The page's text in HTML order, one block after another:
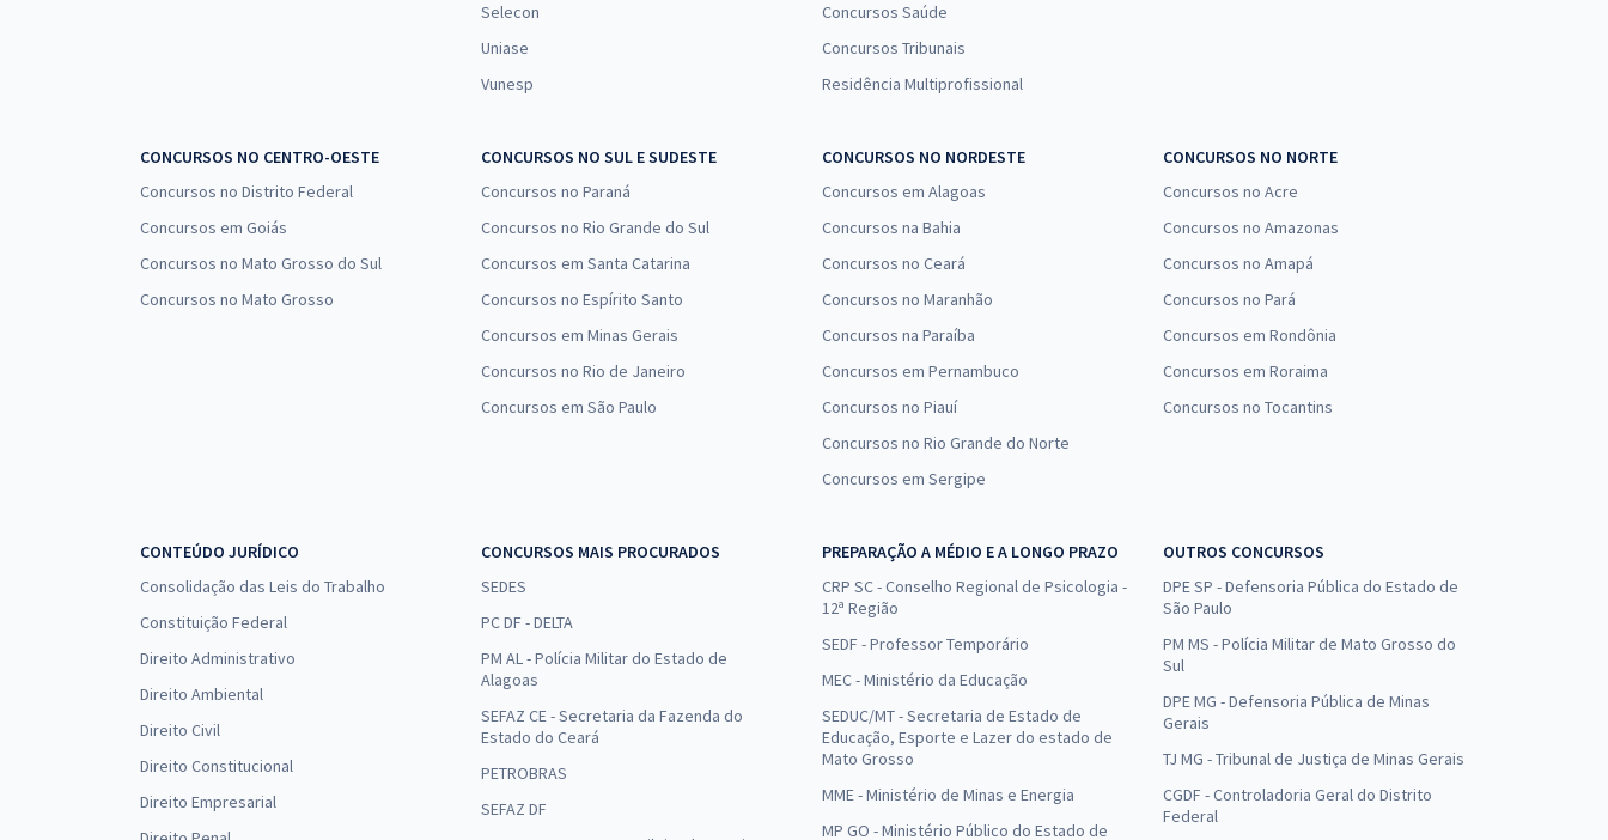
Selecon
Uniase
Vunesp
Concursos Saúde
Concursos Tribunais
Residência Multiprofissional
CONCURSOS NO CENTRO-OESTE
Concursos no Distrito Federal
Concursos em Goiás
Concursos no Mato Grosso do Sul
Concursos no Mato Grosso
CONCURSOS NO SUL E SUDESTE
Concursos no Paraná
Concursos no Rio Grande do Sul
Concursos em Santa Catarina
Concursos no Espírito Santo
Concursos em Minas Gerais
Concursos no Rio de Janeiro
Concursos em São Paulo
CONCURSOS NO NORDESTE
Concursos em Alagoas
Concursos na Bahia
Concursos no Ceará
Concursos no Maranhão
Concursos na Paraíba
Concursos em Pernambuco
Concursos no Piauí
Concursos no Rio Grande do Norte
Concursos em Sergipe
CONCURSOS NO NORTE
Concursos no Acre
Concursos no Amazonas
Concursos no Amapá
Concursos no Pará
Concursos em Rondônia
Concursos em Roraima
Concursos no Tocantins
CONTEÚDO JURÍDICO
Consolidação das Leis do Trabalho
Constituição Federal
Direito Administrativo
Direito Ambiental
Direito Civil
Direito Constitucional
Direito Empresarial
CONCURSOS MAIS PROCURADOS
SEDES
PC DF - DELTA
PM AL - Polícia Militar do Estado de
Alagoas
SEFAZ CE - Secretaria da Fazenda do
Estado do Ceará
PETROBRAS
SEFAZ DF
PREPARAÇÃO A MÉDIO E A LONGO PRAZO
CRP SC - Conselho Regional de Psicologia -
12ª Região
SEDF - Professor Temporário
MEC - Ministério da Educação
SEDUC/MT - Secretaria de Estado de
Educação, Esporte e Lazer do estado de
Mato Grosso
MME - Ministério de Minas e Energia
MP GO - Ministério Público do Estado de
OUTROS CONCURSOS
DPE SP - Defensoria Pública do Estado de
São Paulo
PM MS - Polícia Militar de Mato Grosso do
Sul
DPE MG - Defensoria Pública de Minas
Gerais
TJ MG - Tribunal de Justiça de Minas Gerais
CGDF - Controladoria Geral do Distrito
Federal